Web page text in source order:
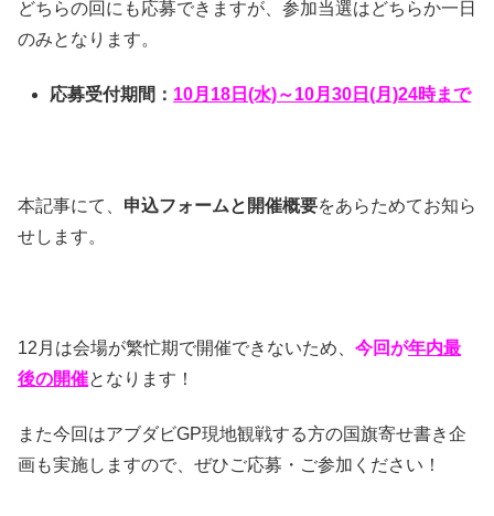
どちらの回にも応募できますが、参加当選はどちらか一日
のみとなります。
応募受付期間： 10月18日(水)～10月30日(月)24時まで
本記事にて、 申込フォームと開催概要をあらためてお知ら
せします。
12月は会場が繁忙期で開催できないため、 今回が年内最
後の開催となります！
また今回はアブダビGP現地観戦する方の国旗寄せ書き企
画も実施しますので、ぜひご応募・ご参加ください！